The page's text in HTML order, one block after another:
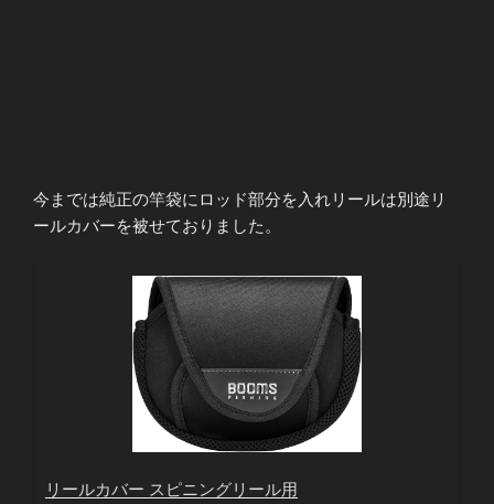
今までは純正の竿袋にロッド部分を入れリールは別途リ
ールカバーを被せておりました。
リールカバー スピニングリール用